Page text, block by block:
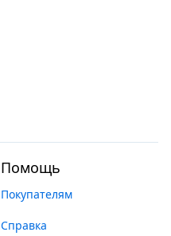
Помощь
Покупателям
Справка